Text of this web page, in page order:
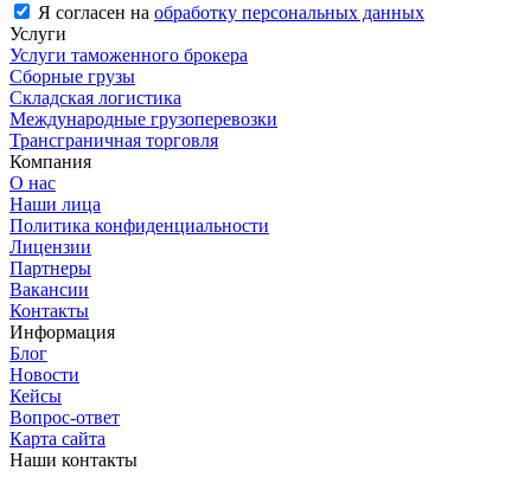
Я согласен на обработку персональных данных
Услуги
Услуги таможенного брокера
Сборные грузы
Складская логистика
Международные грузоперевозки
Трансграничная торговля
Компания
О нас
Наши лица
Политика конфиденциальности
Лицензии
Партнеры
Вакансии
Контакты
Информация
Блог
Новости
Кейсы
Вопрос-ответ
Карта сайта
Наши контакты